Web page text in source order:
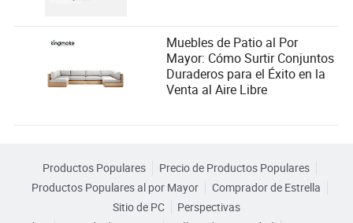
Muebles de Patio al Por
Mayor: Cómo Surtir Conjuntos
Duraderos para el Éxito en la
Venta al Aire Libre
Productos Populares
Precio de Productos Populares
Productos Populares al por Mayor
Comprador de Estrella
Sitio de PC
Perspectivas